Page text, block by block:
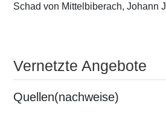
Schad von Mittelbiberach, Johann
Vernetzte Angebote
Quellen(nachweise)